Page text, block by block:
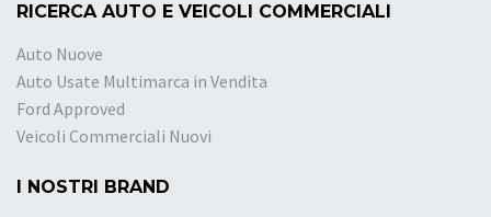
RICERCA AUTO E VEICOLI COMMERCIALI
Auto Nuove
Auto Usate Multimarca in Vendita
Ford Approved
Veicoli Commerciali Nuovi
I NOSTRI BRAND